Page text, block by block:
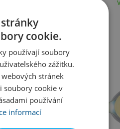
zboží
cookie.
používají soubory
zážitku.
stránek
soubory cookie v
používání
informací